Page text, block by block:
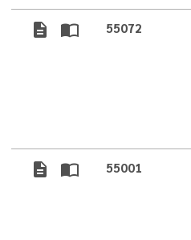
description import_contacts 55072
description import_contacts 55001